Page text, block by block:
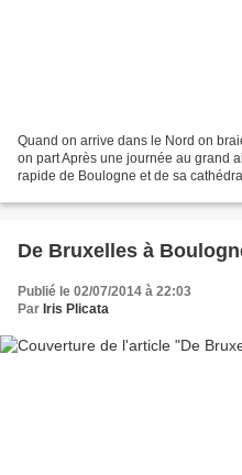
Quand on arrive dans le Nord on
on part Après une journée au grand
rapide de Boulogne et de sa
De Bruxelles à
Publié le 02/07/2014 à 22:03
Par Iris Plicata